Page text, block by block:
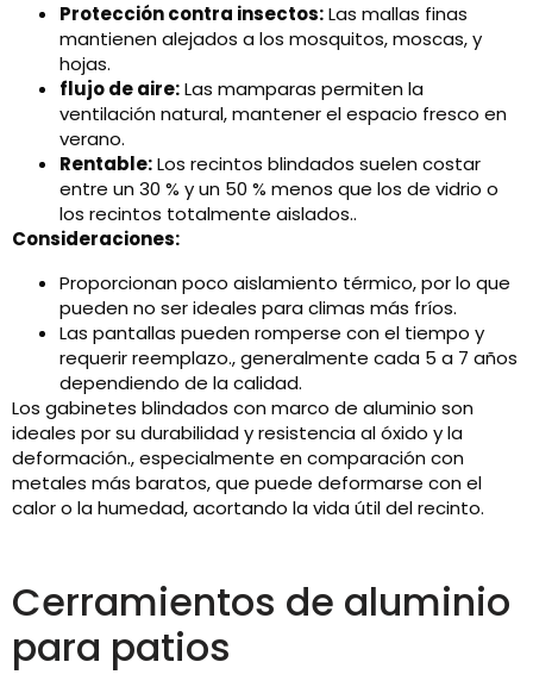
Protección contra insectos:Las mallas finas
mantienen alejados a los mosquitos, moscas, y
hojas.
flujo de aire:Las mamparas permiten la
ventilación natural, mantener el espacio fresco en
verano.
Rentable:Los recintos blindados suelen costar
entre un 30 % y un 50 % menos que los de vidrio o
los recintos totalmente aislados..
Consideraciones:
Proporcionan poco aislamiento térmico, por lo que
pueden no ser ideales para climas más fríos.
Las pantallas pueden romperse con el tiempo y
requerir reemplazo., generalmente cada 5 a 7 años
dependiendo de la calidad.
Los gabinetes blindados con marco de aluminio son
ideales por su durabilidad y resistencia al óxido y la
deformación., especialmente en comparación con
metales más baratos, que puede deformarse con el
calor o la humedad, acortando la vida útil del recinto.
Cerramientos de aluminio
para patios